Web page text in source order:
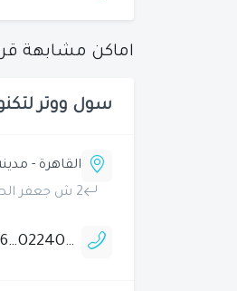
اماكن مشابهة
سول ووتر
القاهرة -
2 ش جعفر الصادق متفرع من ش الطيران امام سلسلة مطاعم البرج للمأكولات البحرية
0224027776
01066655866